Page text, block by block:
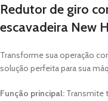
Redutor de giro
escavadeira New
Transforme sua operação
solução perfeita para sua
Função principal: Transmite